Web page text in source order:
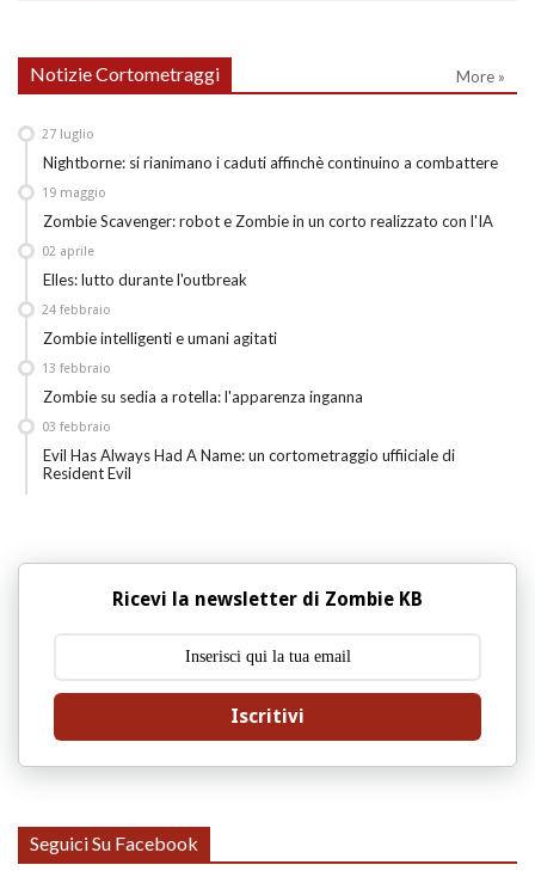
Notizie Cortometraggi More »
Nightborne: si rianimano i caduti affinchè continuino a combattere
27 luglio
Zombie Scavenger: robot e Zombie in un corto realizzato con l'IA
19 maggio
Elles: lutto durante l'outbreak
02 aprile
Zombie intelligenti e umani agitati
24 febbraio
Zombie su sedia a rotella: l'apparenza inganna
13 febbraio
Evil Has Always Had A Name: un cortometraggio uffiiciale di
Resident Evil
03 febbraio
Ricevi la newsletter di Zombie KB
Iscritivi
Seguici Su Facebook